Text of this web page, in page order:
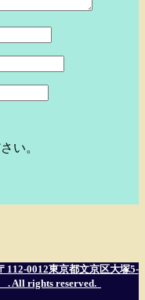
い。
0012東京都文京区大塚5-
. All rights reserved.